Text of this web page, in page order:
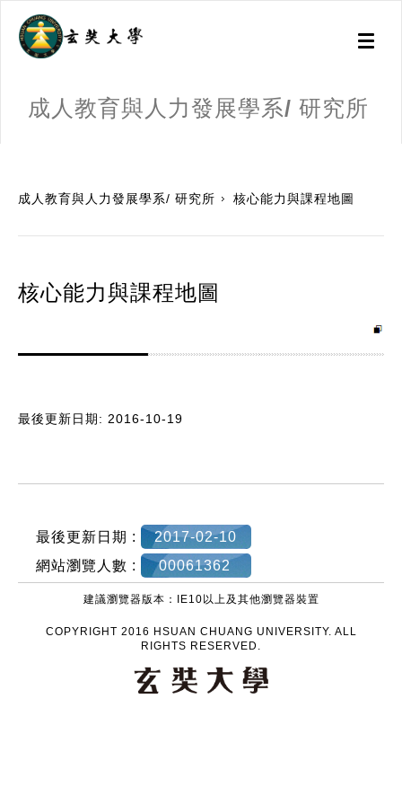
Toggle
成人教育與人力發展學系/ 研究所
成人教育與人力發展學系/ 研究所 核心能力與課程地圖
核心能力與課程地圖
最後更新日期: 2016-10-19
最後更新日期 :
2017-02-10
網站瀏覽人數 :
00061362
建議瀏覽器版本：IE10以上及其他瀏覽器裝置
COPYRIGHT 2016 HSUAN CHUANG UNIVERSITY. ALL
RIGHTS RESERVED.